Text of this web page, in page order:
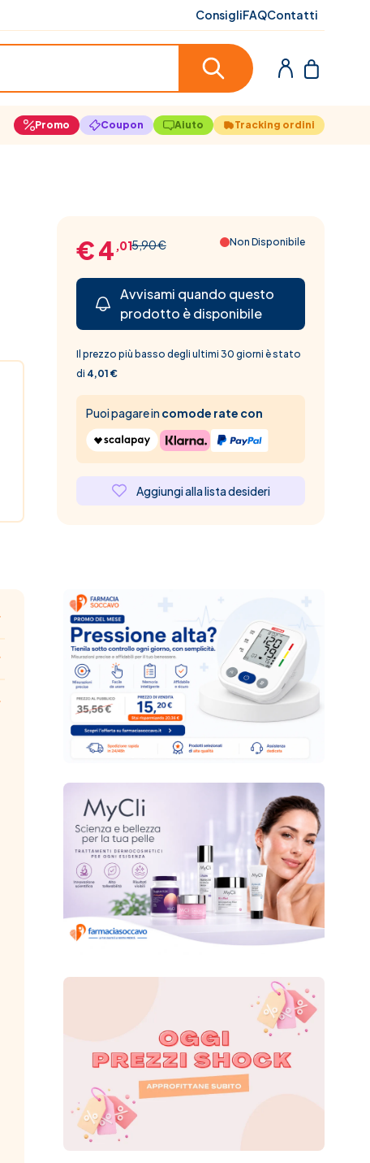
ConsigliFAQContatti
Promo Coupon Aiuto Tracking ordini
5,90 €
€ 4 ,01 Non Disponibile
Avvisami quando questo
prodotto è disponibile
Il prezzo più basso degli ultimi 30 giorni è stato
di 4,01 €
Puoi pagare incomode rate con
Aggiungi alla lista desideri